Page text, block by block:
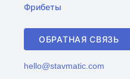
Фрибеты
ОБРАТНАЯ СВЯЗЬ
hello@stavmatic.com